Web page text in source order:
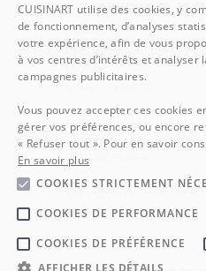
SERVICE CONSOMMATEURS
LIVRAISON
RETOURS
PRÉPARATION CULINAIRE
CUISSON
PETIT-DÉJEUNER
CAFÉ
OUTDOORS
CUISINART utilise des cookies, y
de fonctionnement, d’analyses
votre expérience, afin de vous
à vos centres d’intérêts et analyser
campagnes publicitaires.
Vous pouvez accepter ces cookies
gérer vos préférences, ou encore
« Refuser tout ». Pour en savoir
En savoir plus
COOKIES STRICTEMENT
COOKIES DE PERFORMANCE
COOKIES DE PRÉFÉRENCE
AFFICHER LES DÉTAILS